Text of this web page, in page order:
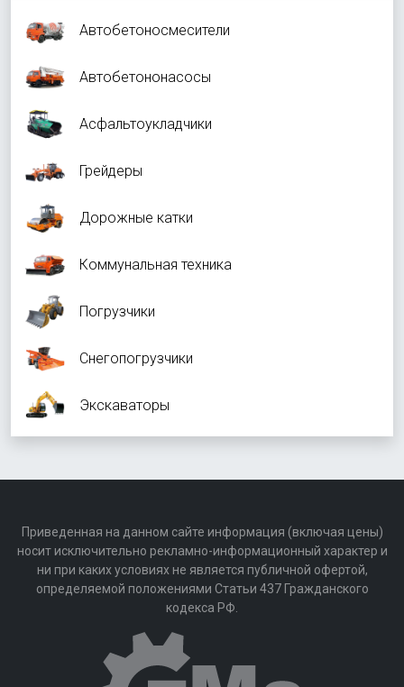
Автобетоносмесители
Автобетононасосы
Асфальтоукладчики
Грейдеры
Дорожные катки
Коммунальная техника
Погрузчики
Снегопогрузчики
Экскаваторы
Приведенная на данном сайте информация (включая цены)
носит исключительно рекламно-информационный характер и
ни при каких условиях не является публичной офертой,
определяемой положениями Статьи 437 Гражданского
кодекса РФ.